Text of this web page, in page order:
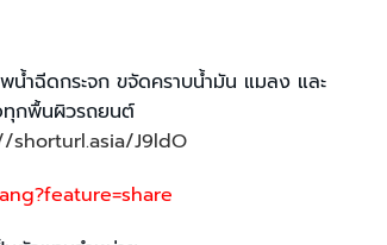
น้ำฉีดกระจก ขจัดคราบน้ำมัน แมลง และ
ทุกพื้นผิวรถยนต์
shorturl.asia/J9ldO